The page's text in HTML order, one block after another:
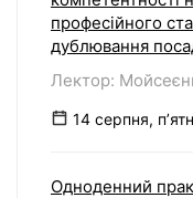
професійного
дублювання
Лектор:
14 серпня,
Одноденний